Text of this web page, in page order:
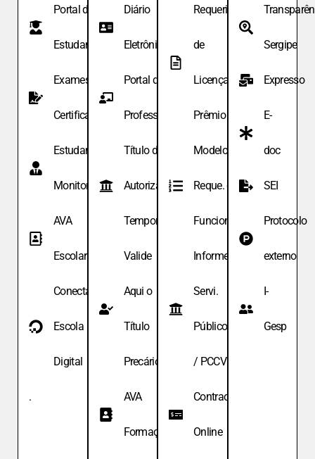
Portal do
Estudante
Exames de
Certificação
Estudante
Monitor
AVA
Escolar
Conecta
Escola
Digital
.
Diário
Eletrônico
Portal do
Professor
Título de
Autoriza.
Temporária
Valide
Aqui o
Título
Precário
AVA
Formação
Requeri.
de
Licença
Prêmio
Modelo de
Reque. de
Funcionário
Informe
Servi.
Públicos
/ PCCV
Contracheque
Online
Sergipe
Expresso
E-
doc
SEI
Protocolo
externo
I-
Gesp